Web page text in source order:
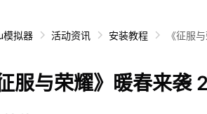
模拟器 活动资讯 安装教程 《征服
服与荣耀》暖春来袭